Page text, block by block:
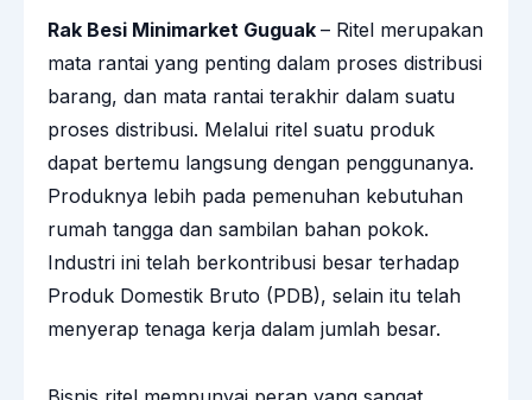
Rak Besi Minimarket Guguak – Ritel merupakan
mata rantai yang penting dalam proses distribusi
barang, dan mata rantai terakhir dalam suatu
proses distribusi. Melalui ritel suatu produk
dapat bertemu langsung dengan penggunanya.
Produknya lebih pada pemenuhan kebutuhan
rumah tangga dan sambilan bahan pokok.
Industri ini telah berkontribusi besar terhadap
Produk Domestik Bruto (PDB), selain itu telah
menyerap tenaga kerja dalam jumlah besar.